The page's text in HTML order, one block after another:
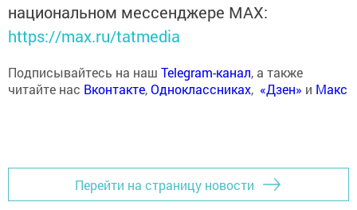
национальном мессенджере MАХ:
https://max.ru/tatmedia
Подписывайтесь на наш Telegram-канал, а также
читайте нас Вконтакте,Одноклассниках, «Дзен» и Макс
Перейти на страницу новости